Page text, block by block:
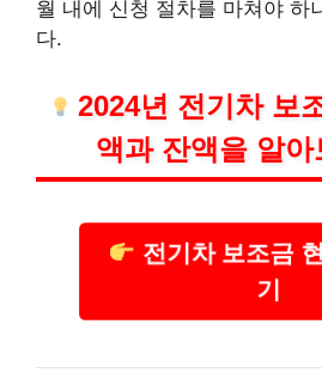
월 내에 신청 절차를 마쳐야 하
다.
2024년 전기차 보
액과 잔액을 알아
전기차 보조금
기